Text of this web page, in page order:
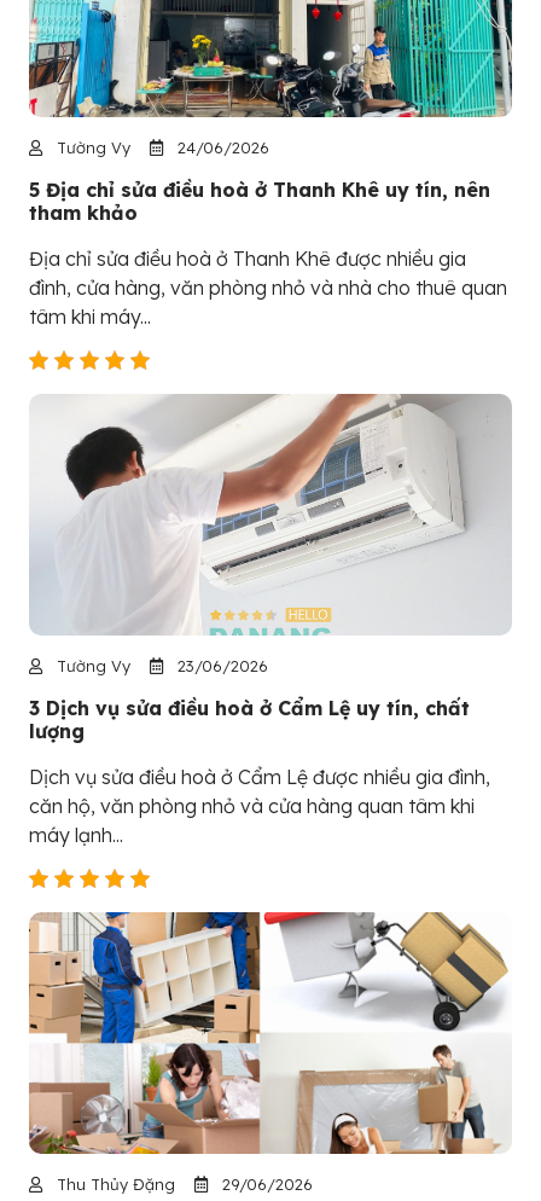
Tường Vy 24/06/2026
5 Địa chỉ sửa điều hoà ở Thanh Khê uy tín, nên
tham khảo
Địa chỉ sửa điều hoà ở Thanh Khê được nhiều gia
đình, cửa hàng, văn phòng nhỏ và nhà cho thuê quan
tâm khi máy...
Tường Vy 23/06/2026
3 Dịch vụ sửa điều hoà ở Cẩm Lệ uy tín, chất
lượng
Dịch vụ sửa điều hoà ở Cẩm Lệ được nhiều gia đình,
căn hộ, văn phòng nhỏ và cửa hàng quan tâm khi
máy lạnh...
Thu Thủy Đặng 29/06/2026